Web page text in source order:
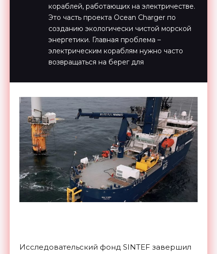
кораблей, работающих на электричестве.
Это часть проекта Ocean Charger по
созданию экологически чистой морской
энергетики. Главная проблема –
электрическим кораблям нужно часто
возвращаться на берег для
Исследовательский фонд SINTEF завершил